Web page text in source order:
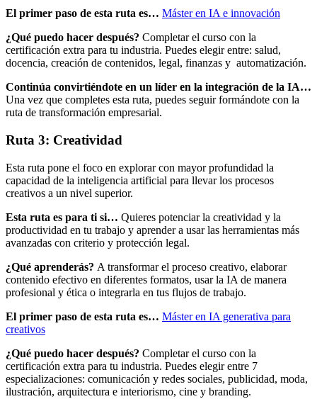
El primer paso de esta ruta es… Máster en IA e innovación
¿Qué puedo hacer después? Completar el curso con la
certificación extra para tu industria. Puedes elegir entre: salud,
docencia, creación de contenidos, legal, finanzas y automatización.
Continúa convirtiéndote en un líder en la integración de la IA…
Una vez que completes esta ruta, puedes seguir formándote con la
ruta de transformación empresarial.
Ruta 3: Creatividad
Esta ruta pone el foco en explorar con mayor profundidad la
capacidad de la inteligencia artificial para llevar los procesos
creativos a un nivel superior.
Esta ruta es para ti si… Quieres potenciar la creatividad y la
productividad en tu trabajo y aprender a usar las herramientas más
avanzadas con criterio y protección legal.
¿Qué aprenderás? A transformar el proceso creativo, elaborar
contenido efectivo en diferentes formatos, usar la IA de manera
profesional y ética o integrarla en tus flujos de trabajo.
El primer paso de esta ruta es… Máster en IA generativa para
creativos
¿Qué puedo hacer después? Completar el curso con la
certificación extra para tu industria. Puedes elegir entre 7
especializaciones: comunicación y redes sociales, publicidad, moda,
ilustración, arquitectura e interiorismo, cine y branding.